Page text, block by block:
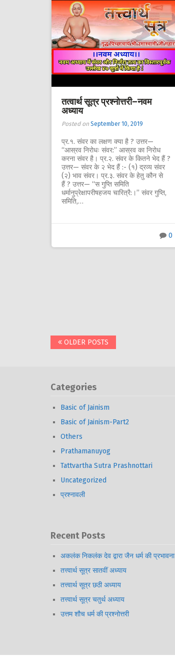
तत्वार्थ सूत्र प्रश्नोत्तरी–नवम
अध्याय
Posted on September 10, 2019
प्र.१. संवर का लक्षण क्या है ? उत्तर—
‘‘आस्रव निरोधः संवर:’’ आस्रव का निरोध
करना संवर है। प्र.२. संवर के कितने भेद हैं ?
उत्तर— संवर के २ भेद हैं :- (१) द्रव्य संवर
(२) भाव संवर। प्र.३. संवर के हेतु कौन से
हैं ? उत्तर— ‘‘स गुप्ति समिति
धर्मानुप्रेक्षापरीषहजय चारित्रै:।’’ संवर गुप्ति,
समिति,…
0
Posts
navigation
OLDER POSTS
Categories
Basic of Jainism
Basic of Jainism-Part2
Others
Prathamanuyog
Tattvartha Sutra Prashnottari
Uncategorized
प्रश्नावली
Recent Posts
अकलंक निकलंक देव द्वारा जैन धर्म की प्रभावना
तत्त्वार्थ सूत्र सातवीं अध्याय
तत्त्वार्थ सूत्र छठी अध्याय
तत्त्वार्थ सूत्र चतुर्थ अध्याय
उत्तम शौच धर्म की प्रश्नोत्तरी